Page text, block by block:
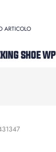
ARTICOLO
SHOE WP